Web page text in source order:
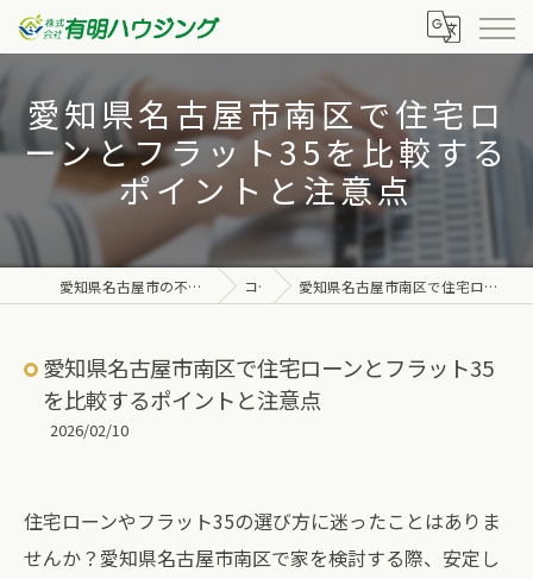
愛知県名古屋市南区で住宅ロ
ーンとフラット35を比較する
ポイントと注意点
愛知県名古屋市の不動産なら株式会社有明ハウジング コラム 愛知県名古屋市南区で住宅ローンとフラット35を比較するポイントと注意点
愛知県名古屋市南区で住宅ローンとフラット35
を比較するポイントと注意点
2026/02/10
住宅ローンやフラット35の選び方に迷ったことはありま
せんか？愛知県名古屋市南区で家を検討する際、安定し